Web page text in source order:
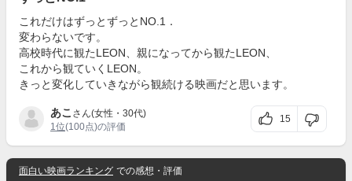
これだけはずっとずっとNO.1．
変わらないです。
高校時代に観たLEON、親になってから観たLEON、
これから観ていくLEON。
きっと変化していきながら観続ける映画だと思います。
あこ さん(女性・30代)
1位(100点)の評価
15
面白い映画ランキング での感想・評価